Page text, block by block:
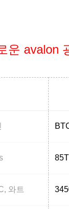
운 avalon
와트